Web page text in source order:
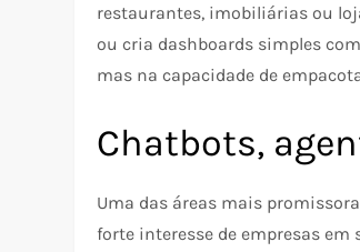
restaurantes, imobiliárias ou
ou cria dashboards simples
mas na capacidade de
Chatbots,
Uma das áreas mais
forte interesse de empresas